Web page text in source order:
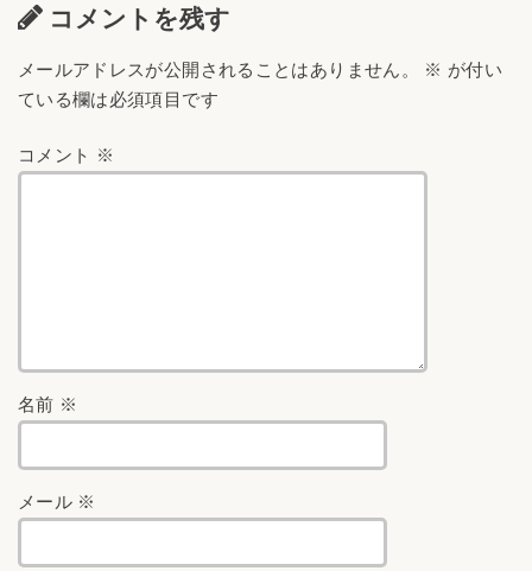
コメントを残す
メールアドレスが公開されることはありません。 ※ が付い
ている欄は必須項目です
コメント ※
名前 ※
メール ※